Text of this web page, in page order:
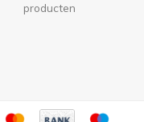
producten